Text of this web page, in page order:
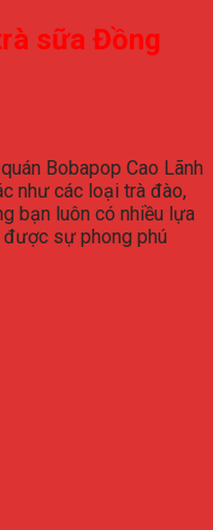
sữa Đồng
Bobapop Cao Lãnh
như các loại trà đào,
bạn luôn có nhiều lựa
được sự phong phú